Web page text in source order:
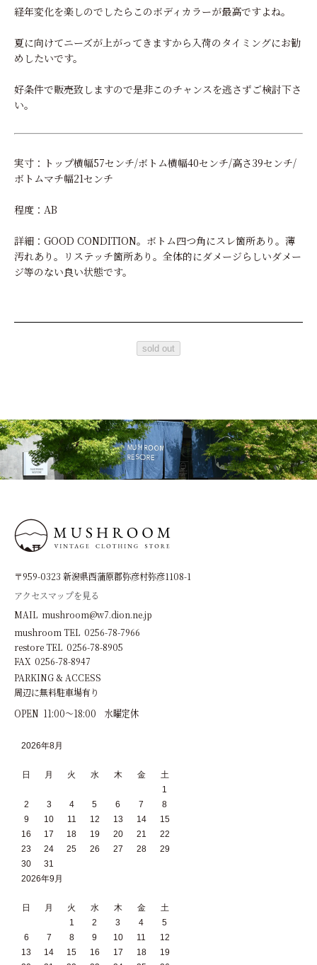
経年変化を楽しのでしたらこのボディカラーが最高ですよね。
夏に向けてニーズが上がってきますから入荷のタイミングにお勧
めしたいです。
好条件で販売致しますので是非このチャンスを逃さずご検討下さ
い。
実寸：トップ横幅57センチ/ボトム横幅40センチ/高さ39センチ/
ボトムマチ幅21センチ
程度：AB
詳細：GOOD CONDITION。ボトム四つ角にスレ箇所あり。薄
汚れあり。リステッチ箇所あり。全体的にダメージらしいダメー
ジ等のない良い状態です。
sold out
〒959-0323 新潟県西蒲原郡弥彦村弥彦1108-1
アクセスマップを見る
MAIL mushroom@w7.dion.ne.jp
mushroom TEL 0256-78-7966
restore TEL 0256-78-8905
FAX 0256-78-8947
PARKING & ACCESS
周辺に無料駐車場有り
OPEN 11:00～18:00 水曜定休
2026年8月
日 月 火 水 木 金
土
1
2
3 4 5 6 7
8
9
10 11 12 13 14
15
16
17 18 19 20 21
22
23
24 25 26 27 28
29
30
31
2026年9月
日 月 火 水 木 金
土
1
2 3 4
5
6
7 8 9 10 11
12
13
14 15 16 17 18
19